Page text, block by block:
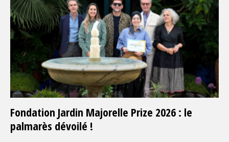
Fondation Jardin Majorelle Prize 2026 : le
palmarès dévoilé !